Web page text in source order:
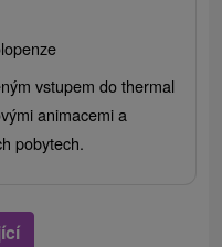
vstupem do thermal
animacemi a
pobytech.